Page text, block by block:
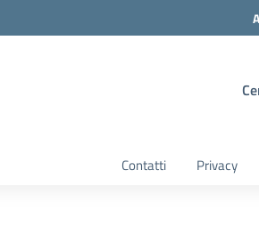
Contatti Privacy